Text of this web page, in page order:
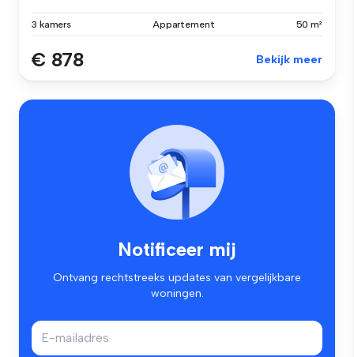
3 kamers Appartement 50 m²
€ 878 Bekijk meer
Notificeer mij
Ontvang rechtstreeks updates van vergelijkbare
woningen.